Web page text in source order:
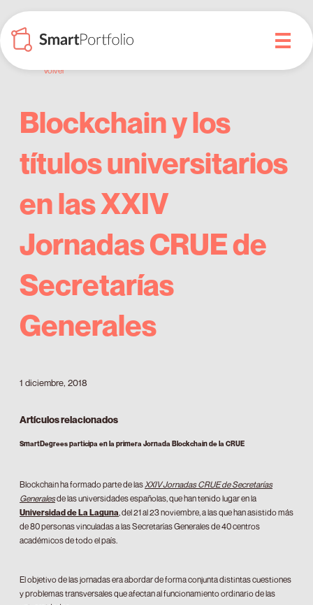
Volver
Blockchain y los
títulos universitarios
en las XXIV
Jornadas CRUE de
Secretarías
Generales
1 diciembre, 2018
Artículos relacionados
SmartDegrees participa en la primera Jornada Blockchain de la CRUE
Blockchain ha formado parte de las XXIV Jornadas CRUE de Secretarías
Generalesde las universidades españolas, que han tenido lugar en la
Universidad de La Laguna, del 21 al 23 noviembre, a las que han asistido más
de 80 personas vinculadas a las Secretarías Generales de 40 centros
académicos de todo el país.
El objetivo de las jornadas era abordar de forma conjunta distintas cuestiones
y problemas transversales que afectan al funcionamiento ordinario de las